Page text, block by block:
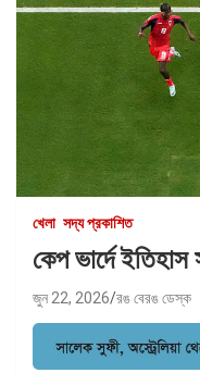
খেলা সদ্য প্রকাশিত
কেপ ভার্দে
জুন 22, 2026 রঙ বেরঙ ডেস্ক